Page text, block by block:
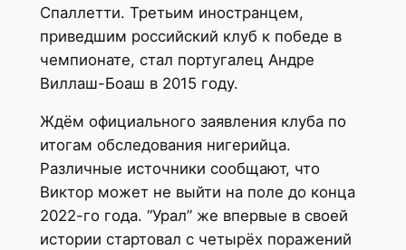
Спаллетти. Третьим иностранцем,
приведшим российский клуб к победе в
чемпионате, стал португалец Андре
Виллаш-Боаш в 2015 году.
Ждём официального заявления клуба по
итогам обследования нигерийца.
Различные источники сообщают, что
Виктор может не выйти на поле до конца
2022-го года. “Урал” же впервые в своей
истории стартовал с четырёх поражений